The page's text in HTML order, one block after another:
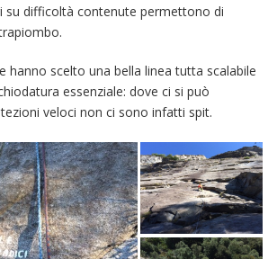
su difficoltà contenute permettono di
hanno scelto una bella linea tutta scalabile
essenziale: dove ci si può
veloci non ci sono infatti spit.